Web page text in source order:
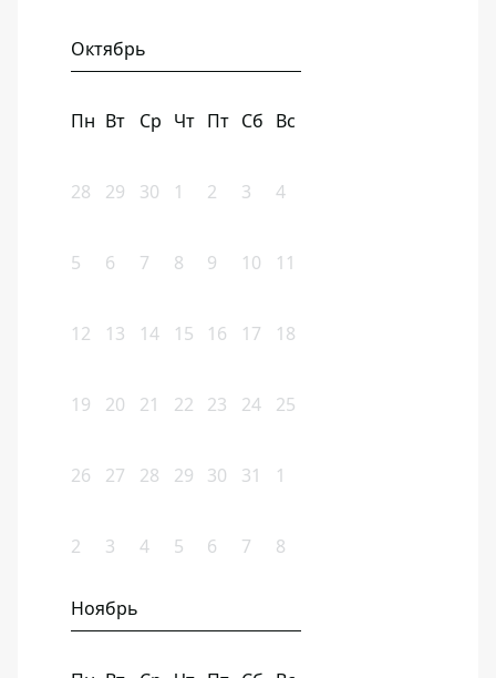
Октябрь
Пн Вт Ср Чт Пт Сб Вс
28 29 30 1 2 3 4
5 6 7 8 9 10 11
12 13 14 15 16 17 18
19 20 21 22 23 24 25
26 27 28 29 30 31 1
2 3 4 5 6 7 8
Ноябрь